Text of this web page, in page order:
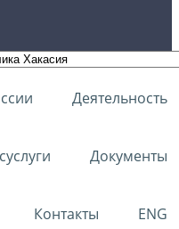
Деятельность
Документы
Контакты ENG